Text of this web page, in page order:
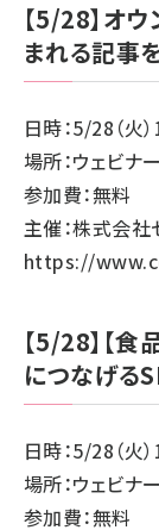
【5/28】オ
まれる記事
日時：5/28（火
場所：ウェビナー
参加費：無料
主催：株式会社
https://
【5/28】【
につなげる
日時：5/28（火
場所：ウェビナー
参加費：無料